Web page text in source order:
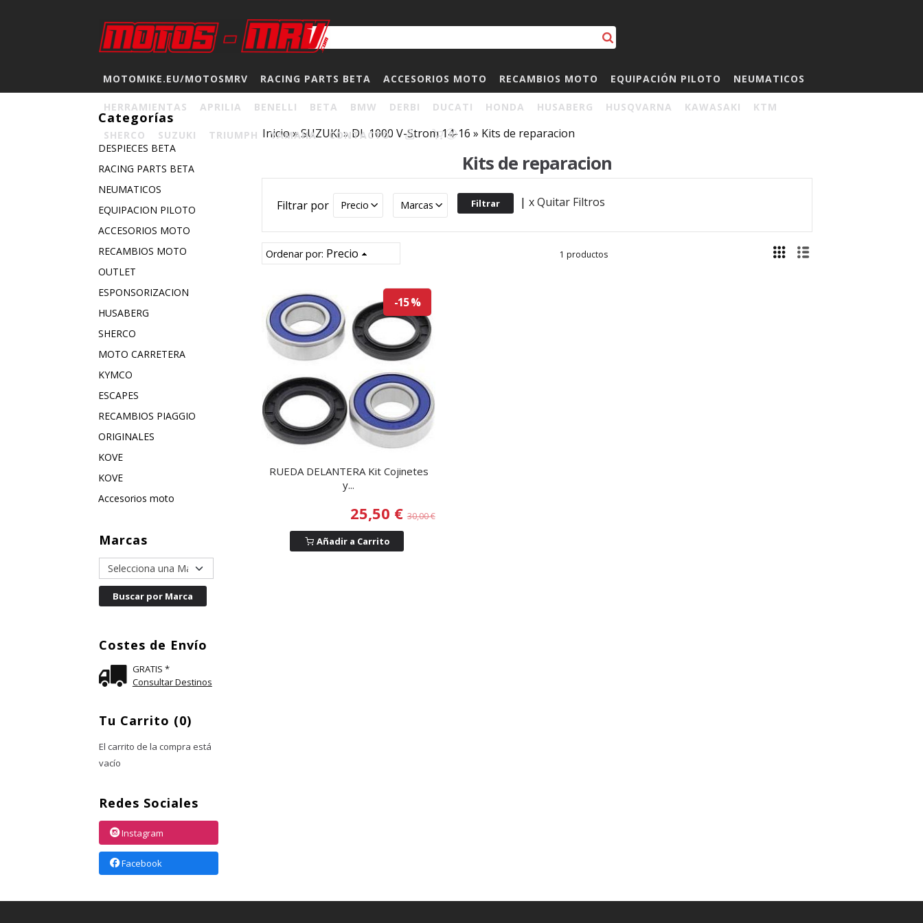
MOTOMIKE.EU/MOTOSMRV RACING PARTS BETA ACCESORIOS MOTO RECAMBIOS MOTO EQUIPACIÓN PILOTO NEUMATICOS
HERRAMIENTAS APRILIA BENELLI BETA BMW DERBI DUCATI HONDA HUSABERG HUSQVARNA KAWASAKI KTM
SHERCO SUZUKI TRIUMPH YAMAHA CONTACTO 0
Categorías
DESPIECES BETA
RACING PARTS BETA
NEUMATICOS
EQUIPACION PILOTO
ACCESORIOS MOTO
RECAMBIOS MOTO
OUTLET
ESPONSORIZACION
HUSABERG
SHERCO
MOTO CARRETERA
KYMCO
ESCAPES
RECAMBIOS PIAGGIO
ORIGINALES
KOVE
KOVE
Accesorios moto
Marcas
Costes de Envío
GRATIS *
Consultar Destinos
Tu Carrito (0)
El carrito de la compra está
vacío
Redes Sociales
Instagram
Facebook
Inicio»SUZUKI»DL 1000 V-Strom 14-16 » Kits de reparacion
Kits de reparacion
Filtrar por Precio Marcas | x Quitar Filtros
Ordenar por: Precio 1 productos
-15 %
RUEDA DELANTERA Kit Cojinetes
y...
25,50 €30,00 €
Añadir a Carrito